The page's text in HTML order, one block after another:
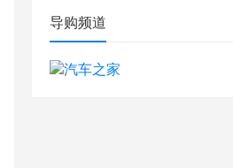
导购频道